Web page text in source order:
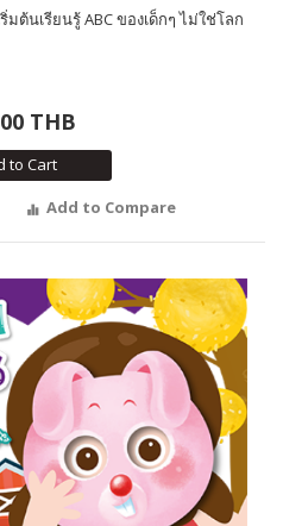
ต้นเรียนรู้ ABC ของเด็กๆ ไม่ใช่โลก
THB
to Cart
Add to Compare